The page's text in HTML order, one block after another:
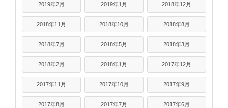
2019年2月 2019年1月 2018年12月
2018年11月 2018年10月 2018年8月
2018年7月 2018年5月 2018年3月
2018年2月 2018年1月 2017年12月
2017年11月 2017年10月 2017年9月
2017年8月 2017年7月 2017年6月